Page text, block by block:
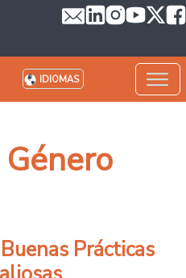
IDIOMAS
Prácticas